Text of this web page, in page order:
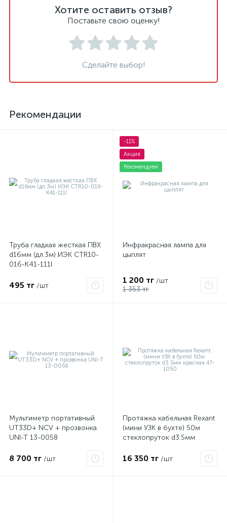
Хотите оставить отзыв?
Поставьте свою оценку!
Сделайте выбор!
Рекомендации
Труба гладкая жесткая ПВХ
d16мм (дл.3м) ИЭК CTR10-
016-K41-111I
495 тг /шт
-11%
Акция
Рекомендуем
Инфракрасная лампа для
цыплят
1 200 тг /шт
1 353 тг
Мультиметр портативный
UT33D+ NCV + прозвонка
UNI-T 13-0058
8 700 тг /шт
Протяжка кабельная Rexant
(мини УЗК в бухте) 50м
стеклопруток d3.5мм
16 350 тг /шт